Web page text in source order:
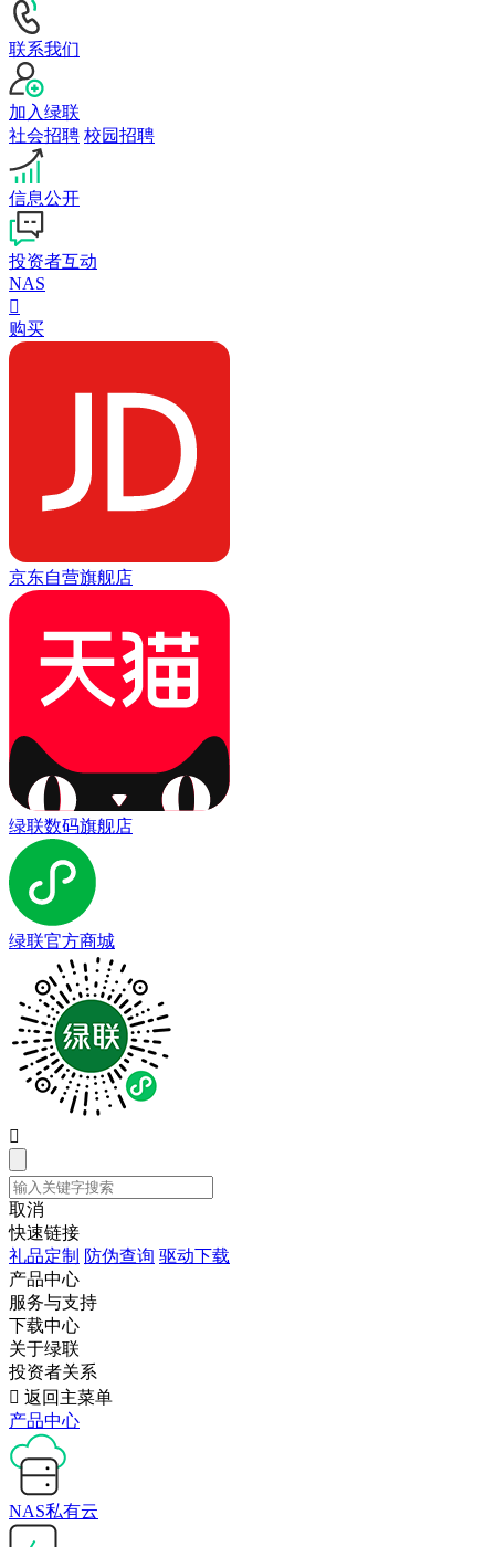
联系我们
加入绿联
社会招聘 校园招聘
信息公开
投资者互动
NAS

购买
京东自营旗舰店
绿联数码旗舰店
绿联官方商城

取消
快速链接
礼品定制 防伪查询 驱动下载
产品中心
服务与支持
下载中心
关于绿联
投资者关系
 返回主菜单
产品中心
NAS私有云